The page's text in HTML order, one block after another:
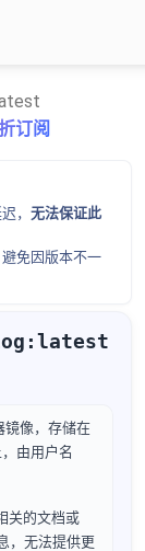
订阅
， 无法保证此
避免因版本不一
镜像，存储在
由用户名
关的文档或
，无法提供更